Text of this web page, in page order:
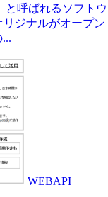
と呼ばれるソフトウ
リジナルがオープン
WEBAPI